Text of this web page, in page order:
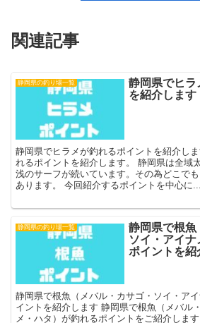
関連記事
静岡県の釣り場一覧
静岡県でヒラ
を紹介します
静岡県でヒラメが釣れるポイントを紹介し
れるポイントを紹介します。 静岡県は全域
浅のサーフが続いています。その為どこで
あります。 今回紹介するポイントを中心に...
静岡県の釣り場一覧
静岡県で根魚
ソイ・アイ
ポイントを紹
静岡県で根魚（メバル・カサゴ・ソイ・ア
イントを紹介します 静岡県で根魚（メバル
メ・ハタ）が釣れるポイントをご紹介しま